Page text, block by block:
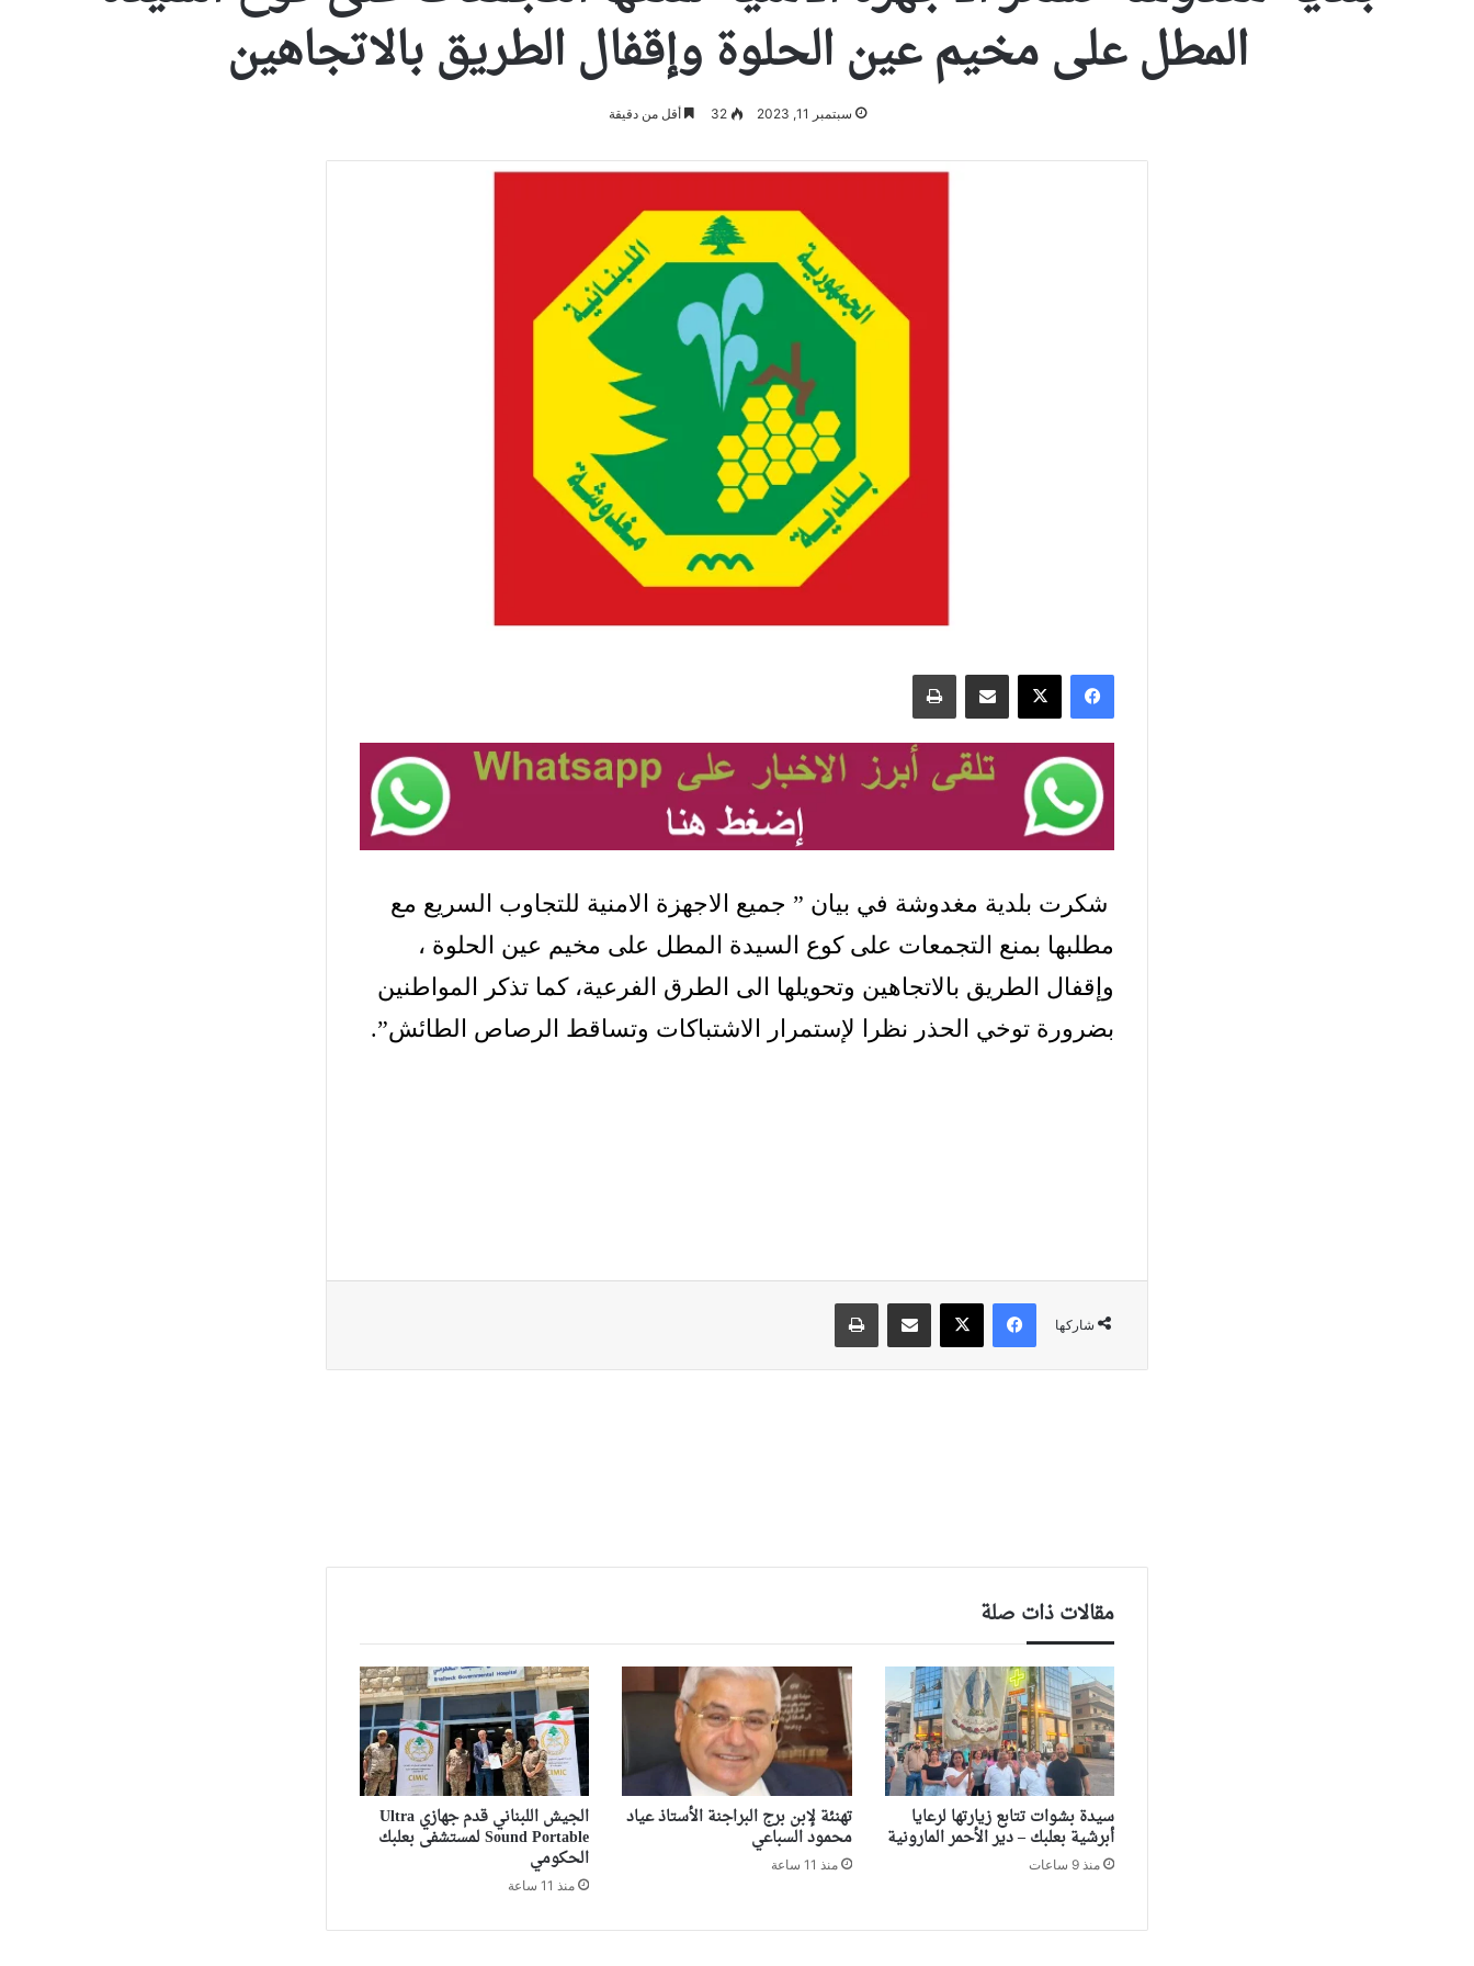
المطل على مخيم عين الحلوة وإقفال الطريق بالاتجاهين
سبتمبر 11, 2023 32 أقل من دقيقة
فيسبوك ‫X مشاركة عبر البريد طباعة
شكرت بلدية مغدوشة في بيان ” جميع الاجهزة الامنية للتجاوب السريع مع
مطلبها بمنع التجمعات على كوع السيدة المطل على مخيم عين الحلوة ،
وإقفال الطريق بالاتجاهين وتحويلها الى الطرق الفرعية، كما تذكر المواطنين
بضرورة توخي الحذر نظرا لإستمرار الاشتباكات وتساقط الرصاص الطائش”.
شاركها
فيسبوك ‫X مشاركة عبر البريد طباعة
مقالات ذات صلة
سيدة بشوات تتابع زيارتها لرعايا
أبرشية بعلبك – دير الأحمر المارونية
منذ 9 ساعات
تهنئة لإبن برج البراجنة الأستاذ عياد
محمود السباعي
منذ 11 ساعة
الجيش اللبناني قدم جهازي Ultra
Sound Portable لمستشفى بعلبك
الحكومي
منذ 11 ساعة